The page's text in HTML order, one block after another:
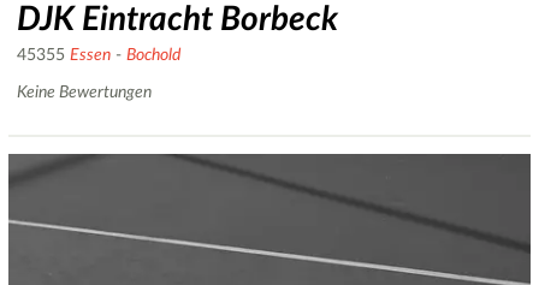
DJK Eintracht Borbeck
45355 Essen - Bochold
Keine Bewertungen